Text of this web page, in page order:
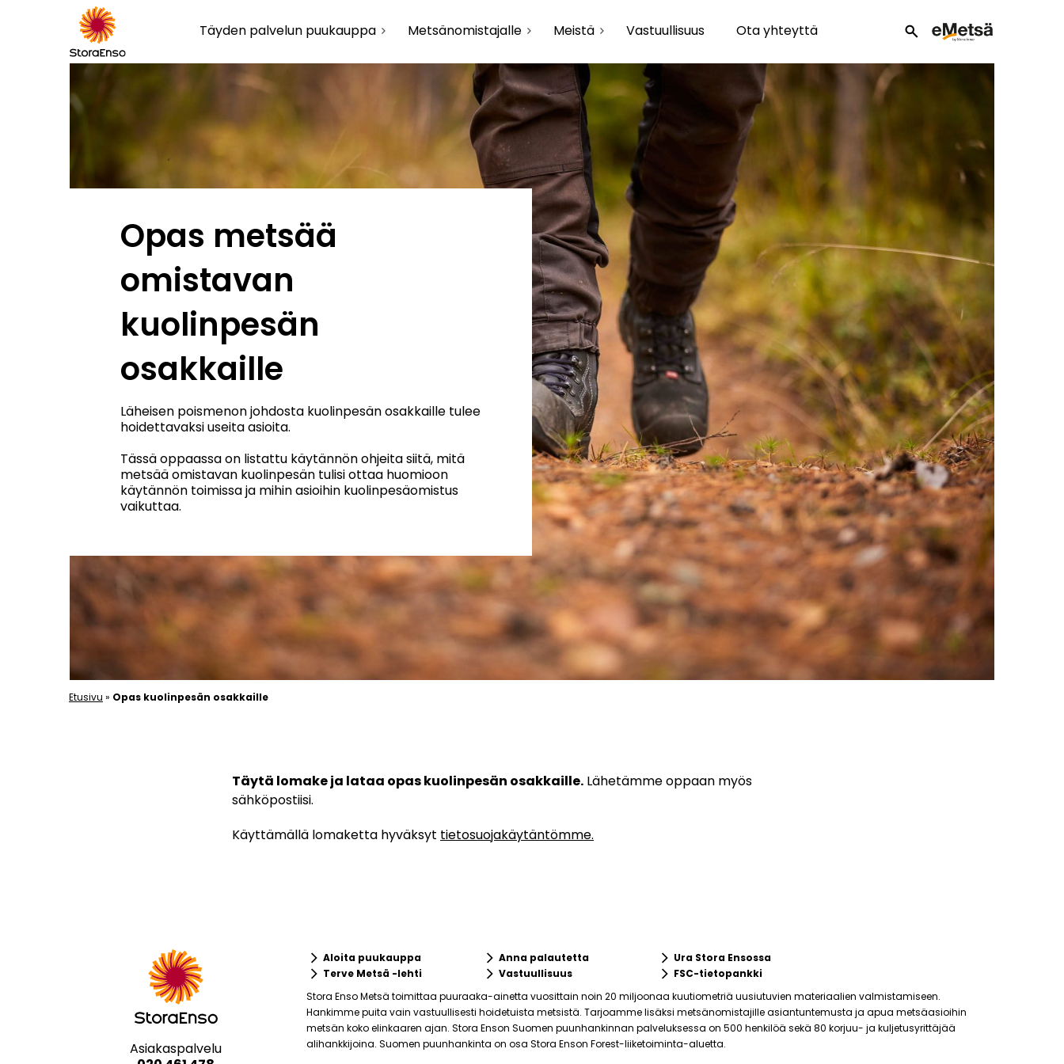
Täyden palvelun puukauppa Metsänomistajalle Meistä Vastuullisuus Ota yhteyttä search
Opas metsää
omistavan
kuolinpesän
osakkaille
Läheisen poismenon johdosta kuolinpesän osakkaille tulee
hoidettavaksi useita asioita.
Tässä oppaassa on listattu käytännön ohjeita siitä, mitä
metsää omistavan kuolinpesän tulisi ottaa huomioon
käytännön toimissa ja mihin asioihin kuolinpesäomistus
vaikuttaa.
Etusivu » Opas kuolinpesän osakkaille
Täytä lomake ja lataa opas kuolinpesän osakkaille. Lähetämme oppaan myös
sähköpostiisi.
Käyttämällä lomaketta hyväksyt tietosuojakäytäntömme.
Asiakaspalvelu
keyboard_arrow_rightAloita puukauppa
keyboard_arrow_rightTerve Metsä -lehti
keyboard_arrow_rightAnna palautetta
keyboard_arrow_rightVastuullisuus
keyboard_arrow_rightUra Stora Ensossa
keyboard_arrow_rightFSC-tietopankki
Stora Enso Metsä toimittaa puuraaka-ainetta vuosittain noin 20 miljoonaa kuutiometriä uusiutuvien materiaalien valmistamiseen.
Hankimme puita vain vastuullisesti hoidetuista metsistä. Tarjoamme lisäksi metsänomistajille asiantuntemusta ja apua metsäasioihin
metsän koko elinkaaren ajan. Stora Enson Suomen puunhankinnan palveluksessa on 500 henkilöä sekä 80 korjuu- ja kuljetusyrittäjää
alihankkijoina. Suomen puunhankinta on osa Stora Enson Forest-liiketoiminta-aluetta.